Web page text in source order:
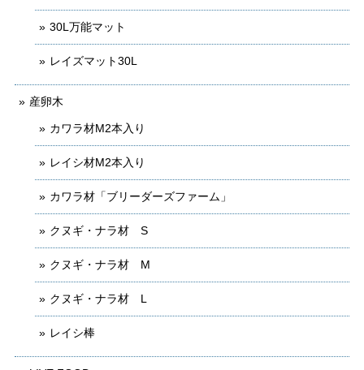
30L万能マット
レイズマット30L
産卵木
カワラ材M2本入り
レイシ材M2本入り
カワラ材「ブリーダーズファーム」
クヌギ・ナラ材 S
クヌギ・ナラ材 M
クヌギ・ナラ材 L
レイシ棒